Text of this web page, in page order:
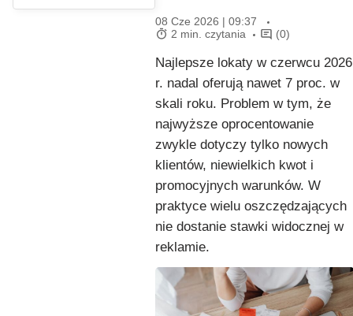
08 Cze 2026 | 09:37
2 min. czytania
(0)
Najlepsze lokaty w czerwcu 2026
r. nadal oferują nawet 7 proc. w
skali roku. Problem w tym, że
najwyższe oprocentowanie
zwykle dotyczy tylko nowych
klientów, niewielkich kwot i
promocyjnych warunków. W
praktyce wielu oszczędzających
nie dostanie stawki widocznej w
reklamie.